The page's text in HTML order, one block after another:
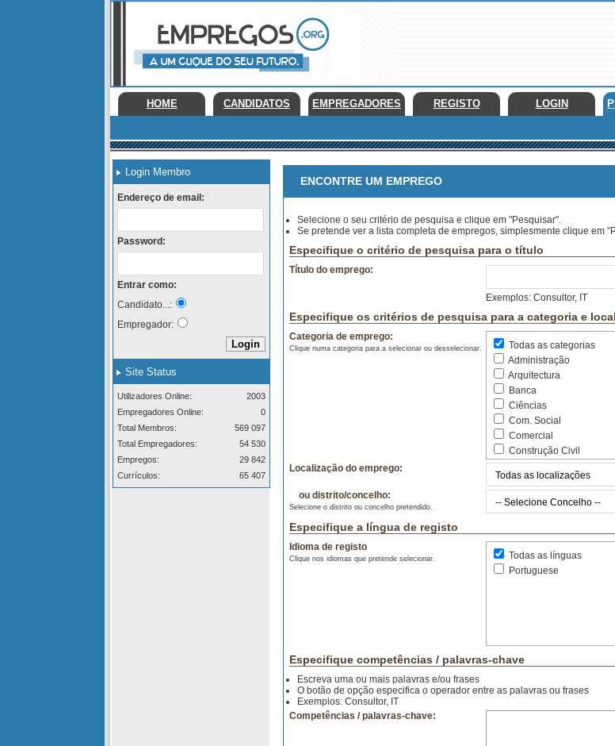
HOME CANDIDATOS EMPREGADORES REGISTO LOGIN
Login Membro
Endereço de email:
Password:
Entrar como:
Candidato...:
Empregador:
Site Status
Utilizadores Online:
2003
Empregadores Online:
0
Total Membros:
569 097
Total Empregadores:
54 530
Empregos:
29 842
Currículos:
65 407
ENCONTRE UM EMPREGO
Selecione o seu critério de pesquisa e clique em "Pesquisar".
Se pretende ver a lista completa de empregos, simplesmente clique em
Especifique o critério de pesquisa para o título
Título do emprego:
Exemplos: Consultor, IT
Especifique os critérios de pesquisa para a categoria e
Categoria de emprego:
Clique numa categoria para a selecionar ou desselecionar.
Todas as categorias
Administração
Arquitectura
Banca
Ciências
Com. Social
Comercial
Construção Civil
Consultadoria
Contabilidade
Desenho
Design
Direito
Docentes
Economia
Gestão de Empresas
Hotelaria
Indústria
Localização do emprego:
ou distrito/concelho:
Selecione o distrito ou concelho pretendido.
Especifique a língua de registo
Idioma de registo
Clique nos idiomas que pretende selecionar.
Todas as línguas
Portuguese
Especifique competências / palavras-chave
Escreva uma ou mais palavras e/ou frases
O botão de opção especifica o operador entre as palavras ou frases
Exemplos: Consultor, IT
Competências / palavras-chave: